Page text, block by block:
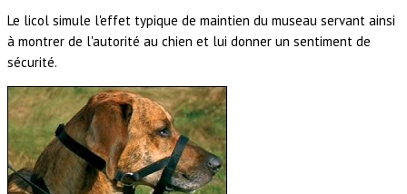
Le licol simule l'effet typique de maintien du museau servant ainsi
à montrer de l'autorité au chien et lui donner un sentiment de
sécurité.